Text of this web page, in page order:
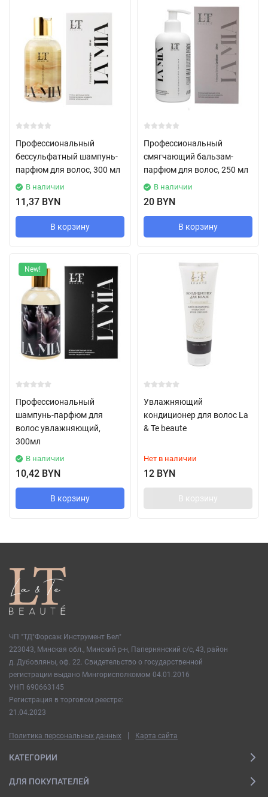
Профессиональный
бессульфатный шампунь-
парфюм для волос, 300 мл
В наличии
11,37 BYN
В корзину
Профессиональный
смягчающий бальзам-
парфюм для волос, 250 мл
В наличии
20 BYN
В корзину
New!
Профессиональный
шампунь-парфюм для
волос увлажняющий,
300мл
В наличии
10,42 BYN
В корзину
Увлажняющий
кондиционер для волос La
& Te beaute
Нет в наличии
12 BYN
В корзину
ЧП "ТД"Форсаж Инструмент Бел"
223043, Минская обл., Минский р-н, Папернянский с/с, 43, район
д. Дубовляны, оф. 22. Свидетельство о государственной
регистрации выдано Мингорисполкомом 04.01.2016
УНП 690663145
Регистрация в торговом реестре:
21.04.2023
Политика персональных данных | Карта сайта
КАТЕГОРИИ
ДЛЯ ПОКУПАТЕЛЕЙ